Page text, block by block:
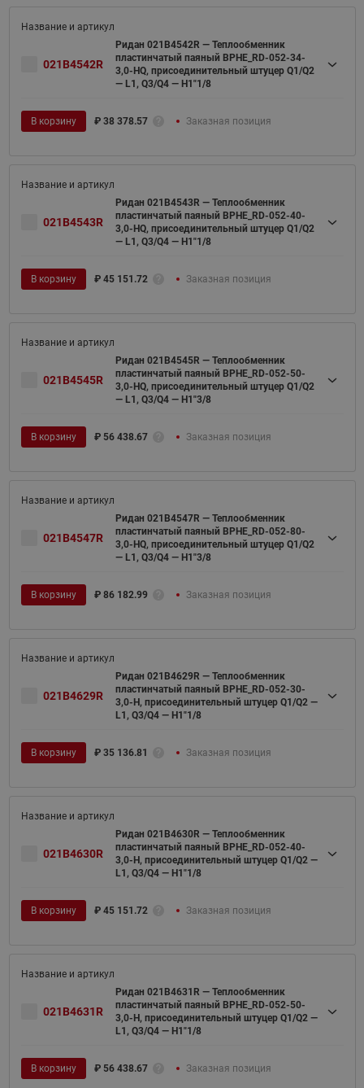
021B4542R
Ридан 021B4542R — Теплообменник
пластинчатый паяный BPHE_RD-052-34-
3,0-HQ, присоединительный штуцер Q1/Q2
— L1, Q3/Q4 — H1"1/8
В корзину ₽ 38 378.57 Заказная позиция
021B4543R
Ридан 021B4543R — Теплообменник
пластинчатый паяный BPHE_RD-052-40-
3,0-HQ, присоединительный штуцер Q1/Q2
— L1, Q3/Q4 — H1"1/8
В корзину ₽ 45 151.72 Заказная позиция
021B4545R
Ридан 021B4545R — Теплообменник
пластинчатый паяный BPHE_RD-052-50-
3,0-HQ, присоединительный штуцер Q1/Q2
— L1, Q3/Q4 — H1"3/8
В корзину ₽ 56 438.67 Заказная позиция
021B4547R
Ридан 021B4547R — Теплообменник
пластинчатый паяный BPHE_RD-052-80-
3,0-HQ, присоединительный штуцер Q1/Q2
— L1, Q3/Q4 — H1"3/8
В корзину ₽ 86 182.99 Заказная позиция
021B4629R
Ридан 021B4629R — Теплообменник
пластинчатый паяный BPHE_RD-052-30-
3,0-H, присоединительный штуцер Q1/Q2 —
L1, Q3/Q4 — H1"1/8
В корзину ₽ 35 136.81 Заказная позиция
021B4630R
Ридан 021B4630R — Теплообменник
пластинчатый паяный BPHE_RD-052-40-
3,0-H, присоединительный штуцер Q1/Q2 —
L1, Q3/Q4 — H1"1/8
В корзину ₽ 45 151.72 Заказная позиция
021B4631R
Ридан 021B4631R — Теплообменник
пластинчатый паяный BPHE_RD-052-50-
3,0-H, присоединительный штуцер Q1/Q2 —
L1, Q3/Q4 — H1"1/8
В корзину ₽ 56 438.67 Заказная позиция